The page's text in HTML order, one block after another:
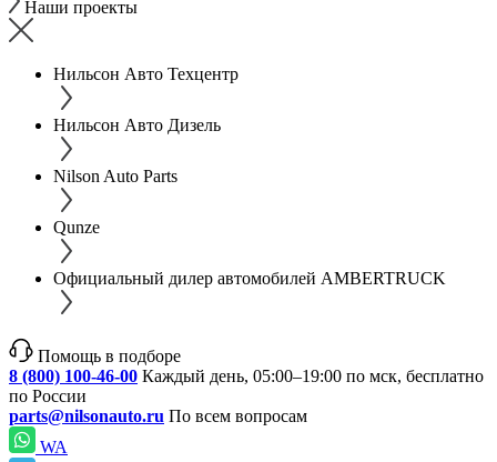
Наши проекты
Нильсон Авто Техцентр
Нильсон Авто Дизель
Nilson Auto Parts
Qunze
Официальный дилер автомобилей AMBERTRUCK
Помощь в подборе
8 (800) 100-46-00 Каждый день, 05:00–19:00 по мск, бесплатно
по России
parts@nilsonauto.ru По всем вопросам
WA